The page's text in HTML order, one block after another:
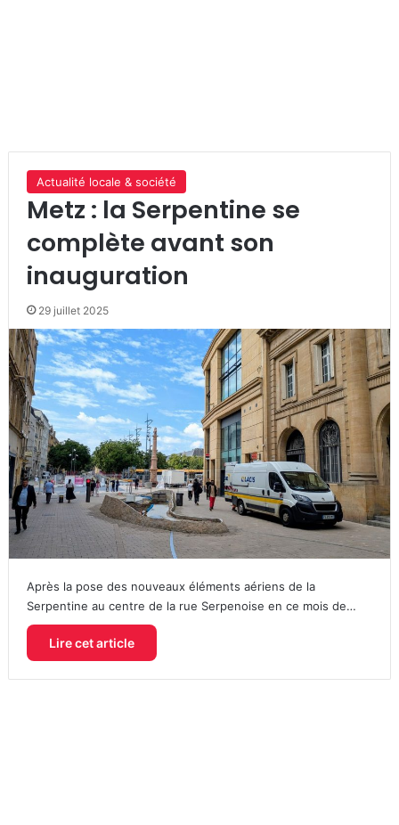
Actualité locale & société
Metz : la Serpentine se
complète avant son
inauguration
29 juillet 2025
Après la pose des nouveaux éléments aériens de la
Serpentine au centre de la rue Serpenoise en ce mois de…
Lire cet article